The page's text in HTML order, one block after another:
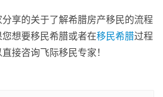
享的关于了解希腊房产移民的流程
想要移民希腊或者在移民希腊过程
接咨询飞际移民专家！